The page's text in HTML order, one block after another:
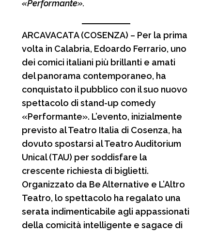
k
p
m
d
i
«Performante».
ARCAVACATA (COSENZA) – Per la prima
volta in Calabria, Edoardo Ferrario, uno
dei comici italiani più brillanti e amati
del panorama contemporaneo, ha
conquistato il pubblico con il suo nuovo
spettacolo di stand-up comedy
«Performante». L’evento, inizialmente
previsto al Teatro Italia di Cosenza, ha
dovuto spostarsi al Teatro Auditorium
Unical (TAU) per soddisfare la
crescente richiesta di biglietti.
Organizzato da Be Alternative e L’Altro
Teatro, lo spettacolo ha regalato una
serata indimenticabile agli appassionati
della comicità intelligente e sagace di